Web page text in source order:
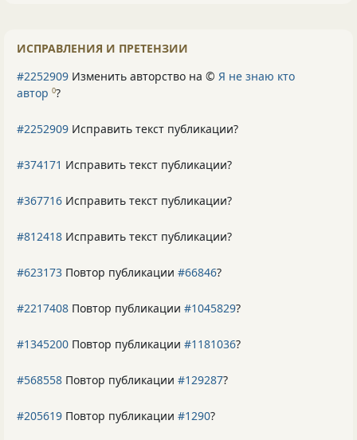
ИСПРАВЛЕНИЯ И ПРЕТЕНЗИИ
#2252909 Изменить авторство на © Я не знаю кто
автор 0?
#2252909 Исправить текст публикации?
#374171 Исправить текст публикации?
#367716 Исправить текст публикации?
#812418 Исправить текст публикации?
#623173 Повтор публикации #66846?
#2217408 Повтор публикации #1045829?
#1345200 Повтор публикации #1181036?
#568558 Повтор публикации #129287?
#205619 Повтор публикации #1290?